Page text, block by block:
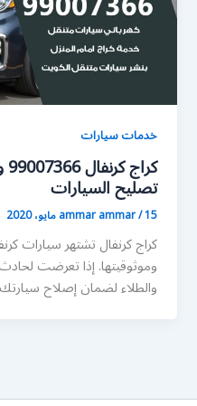
خدمات سيارات
تصليح السيارات
ammar ammar/15 مايو، 2020
كراج كرنفال تشتهر سيارات
وموثوقيتها. إذا تعرضت
والطلاء لضمان إصلاح